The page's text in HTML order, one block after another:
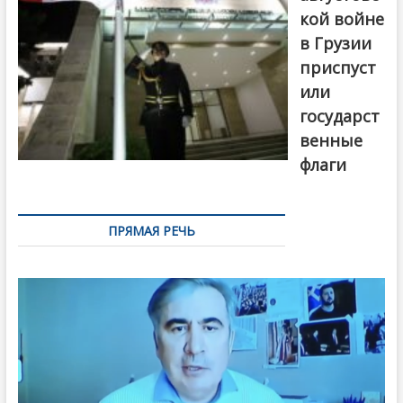
кой войне
в Грузии
приспуст
или
государст
венные
флаги
ПРЯМАЯ РЕЧЬ